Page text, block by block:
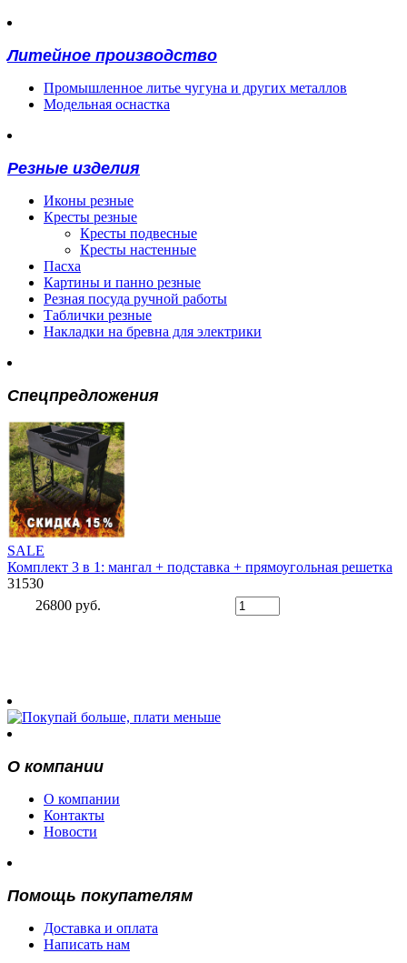
Литейное производство
Промышленное литье чугуна и других металлов
Модельная оснастка
Резные изделия
Иконы резные
Кресты резные
Кресты подвесные
Кресты настенные
Пасха
Картины и панно резные
Резная посуда ручной работы
Таблички резные
Накладки на бревна для электрики
Спецпредложения
SALE
Комплект 3 в 1: мангал + подставка + прямоугольная решетка
31530
26800 руб.
О компании
О компании
Контакты
Новости
Помощь покупателям
Доставка и оплата
Написать нам